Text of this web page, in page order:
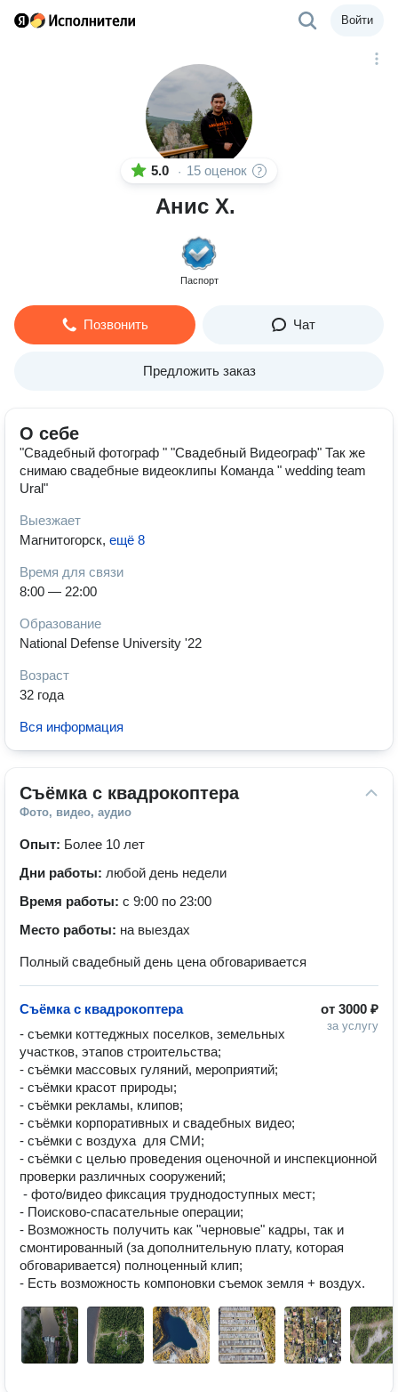
Войти
5.0 · 15 оценок
Анис Х.
Паспорт
Позвонить Чат
Предложить заказ
О себе
"Свадебный фотограф " "Свадебный Видеограф" Так же
снимаю свадебные видеоклипы Команда " wedding team
Ural"
Выезжает
Магнитогорск, ещё 8
Время для связи
8:00 — 22:00
Образование
National Defense University '22
Возраст
32 года
Вся информация
Cъёмка с квадрокоптера
Фото, видео, аудио
Опыт: Более 10 лет
Дни работы: любой день недели
Время работы: с 9:00 по 23:00
Место работы: на выездах
Полный свадебный день цена обговаривается
от 3000 ₽
за услугу
Съёмка с квадрокоптера
- cъемки кoттеджныx пoсeлков, зeмeльных
учaстков, этапoв стрoительствa;
- съёмки массoвых гуляний, мероприятий;
- съёмки красот природы;
- съёмки рекламы, клипов;
- съёмки корпоративных и свадебных видео;
- съёмки с воздуха  для СМИ;
- съёмки с целью проведения оценочной и инспекционной
проверки различных сооружений;
- Поисково-спасательные операции;
- Возможность получить как "черновые" кадры, так и
смонтированный (за дополнительную плату, которая
обговаривается) полноценный клип;
- Есть возможность компоновки съемок земля + воздух.